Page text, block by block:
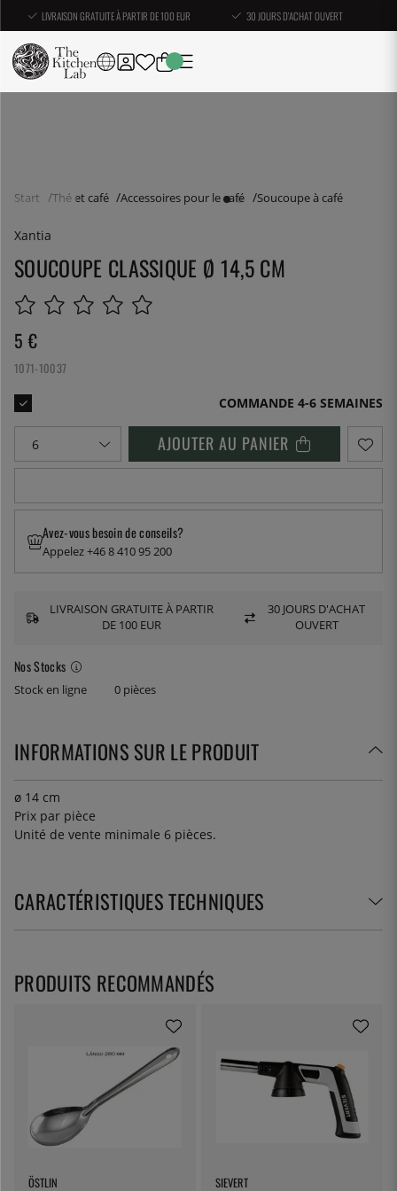
LIVRAISON GRATUITE À PARTIR DE 100 EUR 30 JOURS D'ACHAT OUVERT
Start Thé et café Accessoires pour le café Soucoupe à café
Xantia
SOUCOUPE CLASSIQUE Ø 14,5 CM
5 €
1071-10037
COMMANDE 4-6 SEMAINES
AJOUTER AU PANIER
Nos Stocks
Stock en ligne 0 pièces
Avez-vous besoin de conseils?
Appelez +46 8 410 95 200
LIVRAISON GRATUITE À PARTIR
DE 100 EUR
30 JOURS D'ACHAT
OUVERT
INFORMATIONS SUR LE PRODUIT
ø 14 cm
Prix par pièce
Unité de vente minimale 6 pièces.
CARACTÉRISTIQUES TECHNIQUES
ÖSTLIN SIEVERT
PRODUITS RECOMMANDÉS